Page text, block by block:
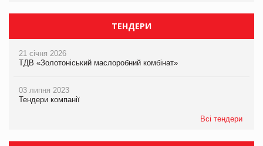
ТЕНДЕРИ
21 січня 2026
ТДВ «Золотоніський маслоробний комбінат»
03 липня 2023
Тендери компанії
Всі тендери